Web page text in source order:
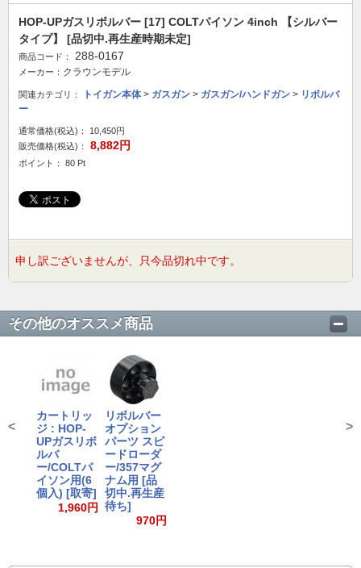
HOP-UPガスリボルバー [17] COLTパイソン 4inch 【シルバー
タイプ】 [品切中.再生産時期未定]
商品コード： 288-0167
メーカー： クラウンモデル
関連カテゴリ： トイガン本体> ガスガン > ガスガン/ハンドガン > リボルバ
ー
通常価格(税込)：
10,450円
販売価格(税込)：
8,882円
ポイント： 80 Pt
申し訳ございませんが、只今品切れ中です。
その他のオススメ商品
カートリッ
ジ : HOP-
UPガスリボ
ルバ
ー/COLTパ
イソン用(6
個入) [取寄]
1,960円
リボルバー
オプション
パーツ スピ
ードローダ
ー/357マグ
ナム用 [品
切中.再生産
待ち]
970円
< >